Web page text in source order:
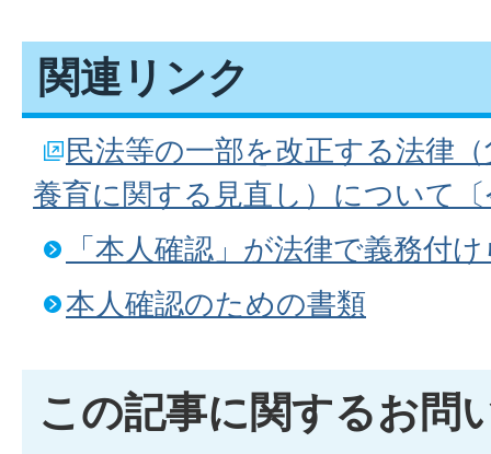
関連リンク
民法等の一部を改正する法律
養育に関する見直し）について
「本人確認」が法律で義務付
本人確認のための書類
この記事に関するお問